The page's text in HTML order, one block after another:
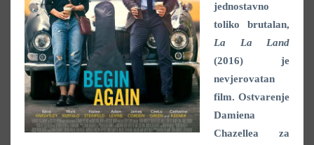
jednostavno
toliko brutalan,
La La Land
(2016)
je
nevjerovatan
film. Ostvarenje
Damiena
Chazellea za